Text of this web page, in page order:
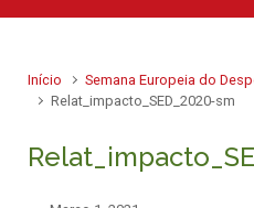
Início
Semana Europeia do
Relat_impacto_SED_2020-sm